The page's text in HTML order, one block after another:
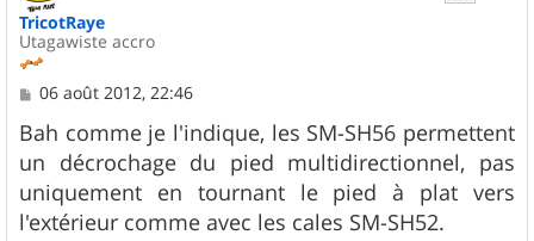
TricotRaye
Utagawiste accro
M
s
s
a
g
e
06 août 2012, 22:46
Bah comme je l'indique, les SM-SH56 permettent
un décrochage du pied multidirectionnel, pas
uniquement en tournant le pied à plat vers
l'extérieur comme avec les cales SM-SH52.